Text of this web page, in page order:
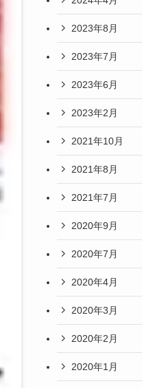
2023年8月
2023年7月
2023年6月
2023年2月
2021年10月
2021年8月
2021年7月
2020年9月
2020年7月
2020年4月
2020年3月
2020年2月
2020年1月